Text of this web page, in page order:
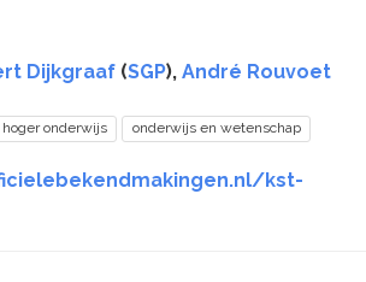
Dijkgraaf (SGP), André Rouvoet
hoger onderwijs onderwijs en wetenschap
kst-